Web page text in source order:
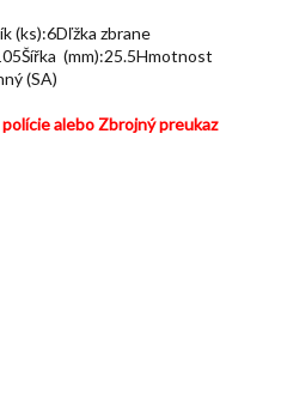
(ks):6Dľžka zbrane
(mm):25.5Hmotnost
(SA)
alebo Zbrojný preukaz